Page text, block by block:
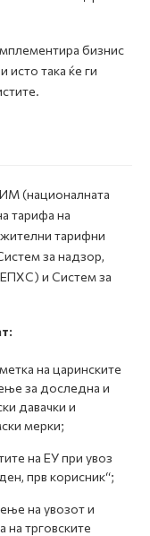
бизнис
така ќе ги
(националната
тарифа на
тарифни
за надзор,
и Систем за
на царинските
за доследна и
давачки и
мерки;
на ЕУ при увоз
прв корисник“;
на увозот и
на трговските